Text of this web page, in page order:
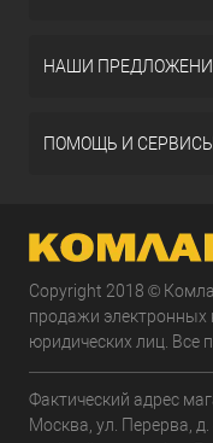
НАШИ
ПОМОЩЬ И СЕРВИСЫ
Copyright 2018 ©
продажи электронных
юридических лиц. Все
Фактический адрес
Москва, ул. Перерва,